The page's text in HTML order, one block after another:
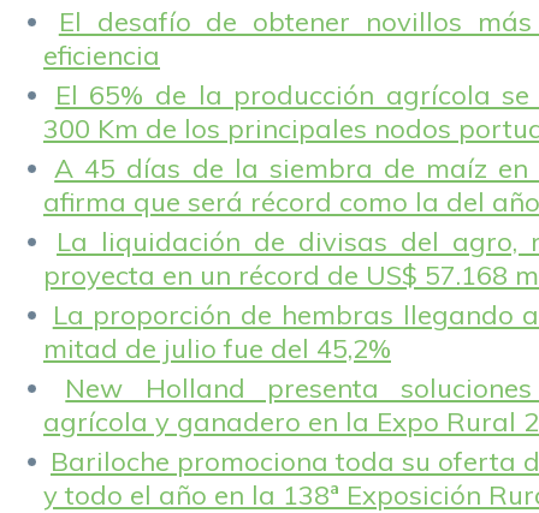
El desafío de obtener novillos
eficiencia
El 65% de la producción agrícola
300 Km de los principales nodos
A 45 días de la siembra de maíz en
afirma que será récord como la del
La liquidación de divisas del agro,
proyecta en un récord de US$ 57.168
La proporción de hembras llegando
mitad de julio fue del 45,2%
New Holland presenta
agrícola y ganadero en la Expo Rural
Bariloche promociona toda su oferta
y todo el año en la 138ª Exposición